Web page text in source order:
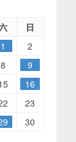
日
1
2
8
9
16
23
30